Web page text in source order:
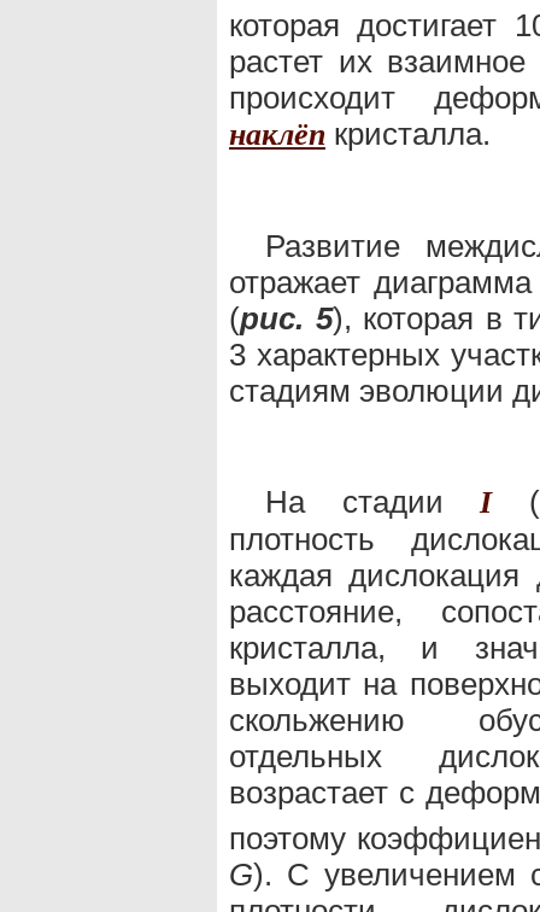
которая достигает
растет их
происходит
наклёп кристалла.
Развитие
отражает
(рис. 5), которая в
3 характерных
стадиям эволюции
На стадииI
плотность
каждая дислокация
расстояние,
кристалла, и
выходит на
скольжению
отдельных
возрастает с
поэтому
G). С увеличением